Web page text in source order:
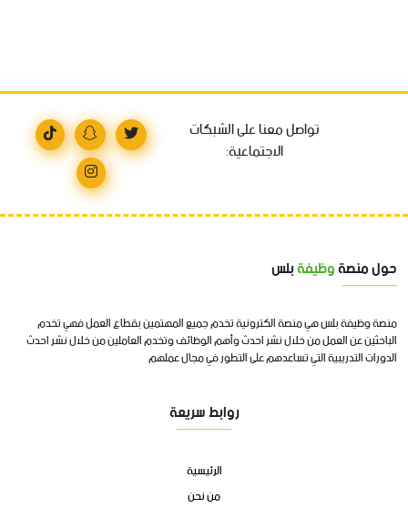
تواصل معنا على الشبكات
الاجتماعية:
حول منصةوظيفةبلس
منصة وظيفة بلس هي منصة الكترونية تخدم جميع المهتمين بقطاع العمل فهي تخدم
الباحثين عن العمل من خلال نشر احدث وأهم الوظائف وتخدم العاملين من خلال نشر احدث
الدورات التدريبية التي تساعدهم على التطور في مجال عملهم
روابط سريعة
الرئيسية
من نحن